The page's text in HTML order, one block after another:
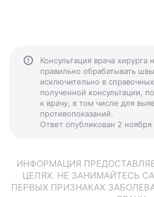
Консультация врача хирурга
правильно обрабатывать
исключительно в
полученной консультации,
к врачу, в том числе для
противопоказаний.
Ответ опубликован 2 ноября
ИНФОРМАЦИЯ
ЦЕЛЯХ. НЕ ЗАНИМАЙТЕСЬ
ПЕРВЫХ ПРИЗНАКАХ